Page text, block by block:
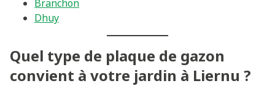
Branchon
Dhuy
Quel type de plaque de gazon
convient à votre jardin à Liernu ?